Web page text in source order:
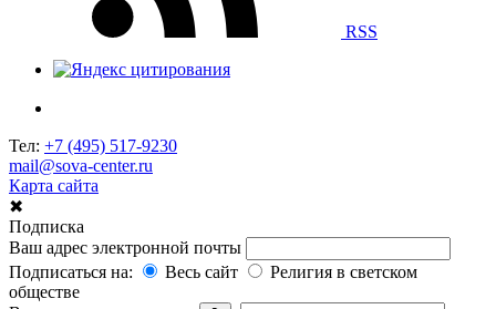
RSS
Тел: +7 (495) 517-9230
mail@sova-center.ru
Карта сайта
✖
Подписка
Ваш адрес электронной почты
Подписаться на:
Весь сайт
Религия в светском
обществе